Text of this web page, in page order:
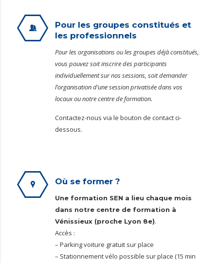
Pour les groupes constitués et
les professionnels
Pour les organisations ou les groupes déjà constitués,
vous pouvez soit inscrire des participants
individuellement sur nos sessions, soit demander
l’organisation d’une session privatisée dans vos
locaux ou notre centre de formation.
Contactez-nous via le bouton de contact ci-
dessous.
Où se former ?
Une formation SEN a lieu chaque mois
dans notre centre de formation à
Vénissieux (proche Lyon 8e).
Accès :
– Parking voiture gratuit sur place
– Stationnement vélo possible sur place (15 min